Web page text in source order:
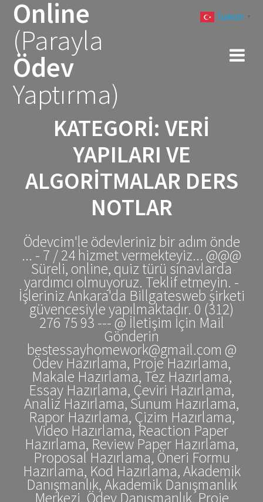
Online
(Parayla
Ödev
Yaptırma)
KATEGORI: VERI
YAPILARI VE
ALGORITMALAR DERS
NOTLAR
Ödevcim'le ödevleriniz bir adım önde
... - 7 / 24 hizmet vermekteyiz... @@@
Süreli, online, quiz türü sınavlarda
yardımcı olmuyoruz. Teklif etmeyin. -
İşleriniz Ankara'da Billgatesweb şirketi
güvencesiyle yapılmaktadır. 0 (312)
276 75 93 --- @ İletişim İçin Mail
Gönderin
bestessayhomework@gmail.com @
Ödev Hazırlama, Proje Hazırlama,
Makale Hazırlama, Tez Hazırlama,
Essay Hazırlama, Çeviri Hazırlama,
Analiz Hazırlama, Sunum Hazırlama,
Rapor Hazırlama, Çizim Hazırlama,
Video Hazırlama, Reaction Paper
Hazırlama, Review Paper Hazırlama,
Proposal Hazırlama, Öneri Formu
Hazırlama, Kod Hazırlama, Akademik
Danışmanlık, Akademik Danışmanlık
Merkezi, Ödev Danışmanlık, Proje
Turkish ▼